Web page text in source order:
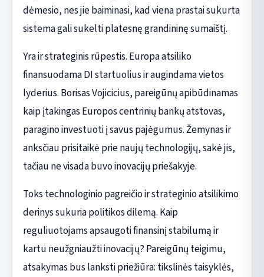
dėmesio, nes jie baiminasi, kad viena prastai sukurta
sistema gali sukelti platesnę grandininę sumaištį.
Yra ir strateginis rūpestis. Europa atsiliko
finansuodama DI startuolius ir augindama vietos
lyderius. Borisas Vojicicius, pareigūnų apibūdinamas
kaip įtakingas Europos centrinių bankų atstovas,
paragino investuoti į savus pajėgumus. Žemynas ir
anksčiau prisitaikė prie naujų technologijų, sakė jis,
tačiau ne visada buvo inovacijų priešakyje.
Toks technologinio pagreičio ir strateginio atsilikimo
derinys sukuria politikos dilemą. Kaip
reguliuotojams apsaugoti finansinį stabilumą ir
kartu neužgniaužti inovacijų? Pareigūnų teigimu,
atsakymas bus lanksti priežiūra: tikslinės taisyklės,